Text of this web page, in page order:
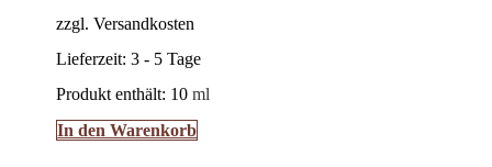
zzgl. Versandkosten
Lieferzeit:3 - 5 Tage
Produkt enthält: 10ml
In den Warenkorb